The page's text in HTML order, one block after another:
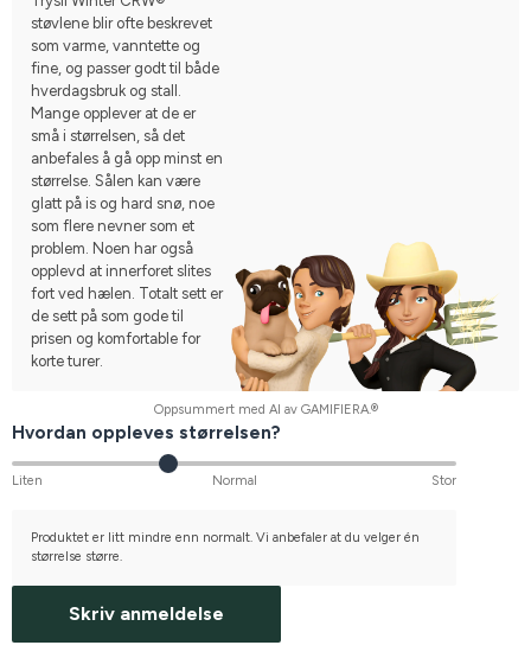
støvlene blir ofte beskrevet
som varme, vanntette og
fine, og passer godt til både
hverdagsbruk og stall.
Mange opplever at de er
små i størrelsen, så det
anbefales å gå opp minst en
størrelse. Sålen kan være
glatt på is og hard snø, noe
som flere nevner som et
problem. Noen har også
opplevd at innerforet slites
fort ved hælen. Totalt sett er
de sett på som gode til
prisen og komfortable for
korte turer.
Oppsummert med AI av GAMIFIERA.®
Hvordan oppleves størrelsen?
Liten Normal Stor
Produktet er litt mindre enn normalt. Vi anbefaler at du velger én
størrelse større.
Skriv anmeldelse